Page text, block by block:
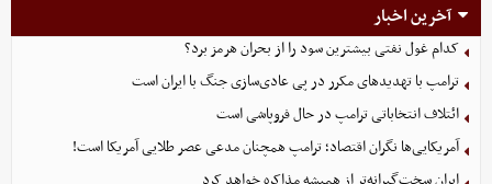
آخرین اخبار
کدام غول نفتی بیشترین سود را از بحران هرمز برد؟
ترامپ با تهدیدهای مکرر در پی عادی‌سازی جنگ با ایران است
ائتلاف انتخاباتی ترامپ در حال فروپاشی است
آمریکایی‌ها نگران اقتصاد؛ ترامپ همچنان مدعی عصر طلایی آمریکا است!